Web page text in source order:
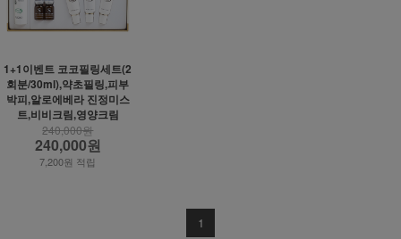
1+1이벤트 코코필링세트(2
회분/30ml),약초필링,피부
박피,알로에베라 진정미스
트,비비크림,영양크림
240,000원
240,000원
7,200원 적립
1